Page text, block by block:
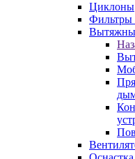
Циклоны
Фильтры